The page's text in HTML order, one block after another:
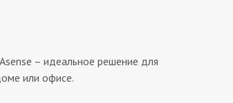
– идеальное решение для
или офисе.